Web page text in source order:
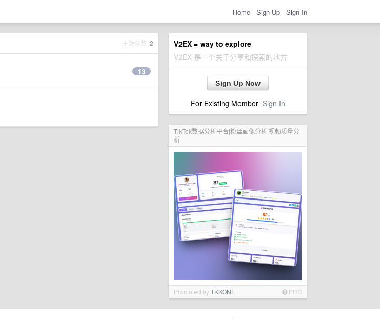
Home Sign Up Sign In
V2EX = way to explore
V2EX 是一个关于分享和探索的地方
Sign Up Now
For Existing Member Sign In
TikTok数据分析平台|粉丝画像分析|视频质量分
析
Promoted byTKKONE PRO
主题总数 2
13